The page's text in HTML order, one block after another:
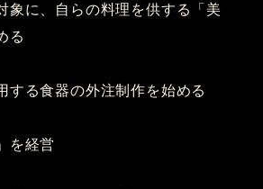
象に、自らの料理を供する「美
る
する食器の外注制作を始める
を経営